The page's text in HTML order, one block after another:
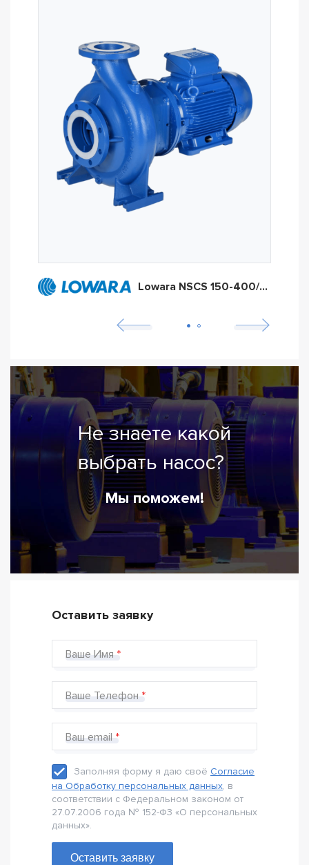
Lowara NSCS 150-400/750
Не знаете какой
выбрать насос?
Мы поможем!
Оставить заявку
Ваше Имя
Ваше Телефон
Ваш email
Заполняя форму я даю своё Согласие
на Обработку персональных данных, в
соответствии с Федеральном законом от
27.07.2006 года № 152-Ф3 «О персональных
данных».
Оставить заявку